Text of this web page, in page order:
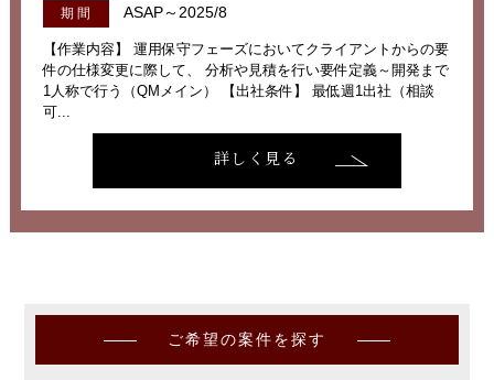
期 間 ASAP～2025/8
【作業内容】 運用保守フェーズにおいてクライアントからの要
件の仕様変更に際して、 分析や見積を行い要件定義～開発まで
1人称で行う（QMメイン） 【出社条件】 最低週1出社（相談
可...
詳しく見る
ご希望の案件を探す